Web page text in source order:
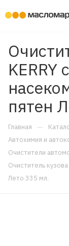
KERRY
пятен
Главная —
Автохимия и
Очистители
Очиститель
Лето 335 мл.